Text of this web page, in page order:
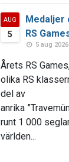
AUG
5
Medaljer
RS
5 aug
Årets RS
olika RS
del av
anrika
runt 1 000
världen...